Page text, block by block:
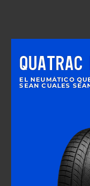
EL NEUMÁTICO
SEAN CUALES